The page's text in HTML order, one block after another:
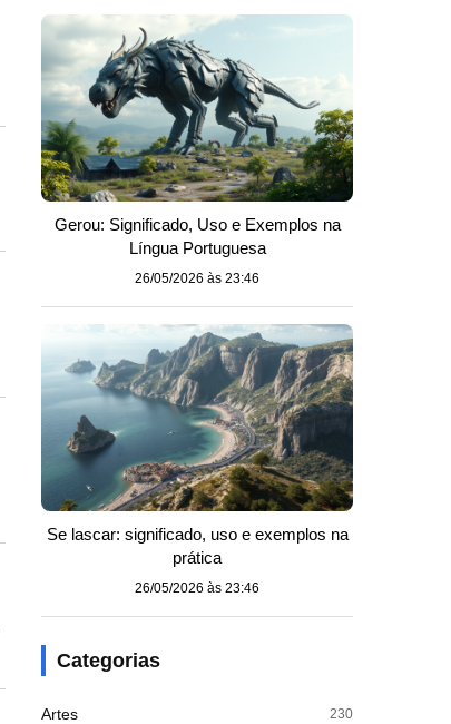
Gerou: Significado, Uso e Exemplos na
Língua Portuguesa
26/05/2026 às 23:46
Se lascar: significado, uso e exemplos na
prática
26/05/2026 às 23:46
Categorias
Artes 230